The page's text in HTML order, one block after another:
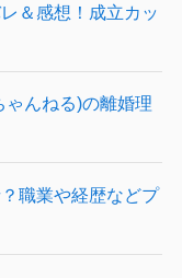
＆感想！成立カッ
ゃんねる)の離婚理
職業や経歴などプ